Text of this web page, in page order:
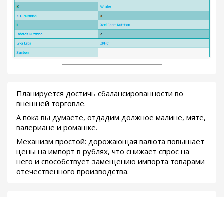
Планируется достичь сбалансированности во
внешней торговле.
А пока вы думаете, отдадим должное малине, мяте,
валериане и ромашке.
Механизм простой: дорожающая валюта повышает
цены на импорт в рублях, что снижает спрос на
него и способствует замещению импорта товарами
отечественного производства.